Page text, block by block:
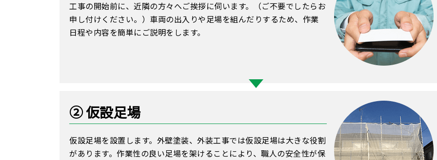
工事の開始前に、近隣の方々へご挨拶に伺います。（ご不要でしたらお
申し付けください。）⾞両の出⼊りや足場を組んだりするため、作業
日程や内容を簡単にご説明をします。
② 仮設足場
仮設足場を設置します。外壁塗装、外装工事では仮設足場は大きな役割
があります。作業性の良い足場を架けることにより、職⼈の安全性が保